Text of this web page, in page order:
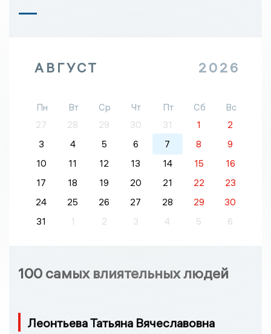
АВГУСТ 2026
Пн Вт Ср Чт Пт Сб
Вс
27
28 29 30 31 1
2
3
4 5 6 7 8
9
10
11 12 13 14 15
16
17
18 19 20 21 22
23
24
25 26 27 28 29
30
31
1 2 3 4 5 6
100 самых влиятельных людей
Леонтьева Татьяна Вячеславовна